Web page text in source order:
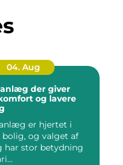
04. Aug
der giver
og lavere
er hjertet i
bolig, og valget af
har stor betydning